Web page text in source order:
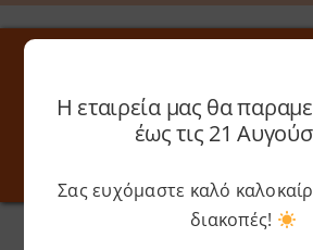
Μετάβαση
στο
Αναζήτηση
Toggle
Online 3D Printing
Creality – Thermistor
Η εταιρεία μας θα
έως τις 21
Σας ευχόμαστε καλό
διακοπές!